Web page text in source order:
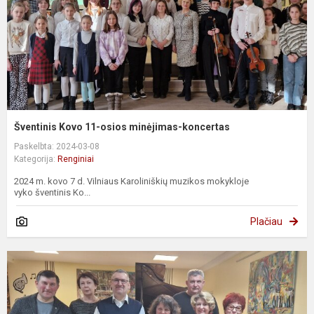
Šventinis Kovo 11-osios minėjimas-koncertas
Paskelbta: 2024-03-08
Kategorija: Renginiai
2024 m. kovo 7 d. Vilniaus Karoliniškių muzikos mokykloje
vyko šventinis Ko...
Plačiau